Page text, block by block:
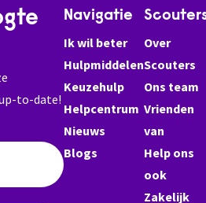
to-date!
Navigatie
Ik wil beter
Hulpmiddelen
Keuzehulp
Helpcentrum
Nieuws
Blogs
Over
Scouters
Ons team
Vrienden
van
Help ons
ook
Zakelijk